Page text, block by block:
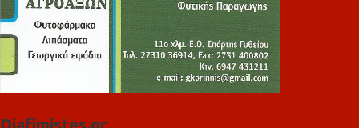
Diafimistes.gr